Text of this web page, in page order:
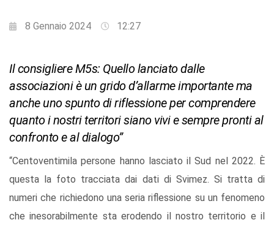
8 Gennaio 2024 12:27
Il consigliere M5s: Quello lanciato dalle
associazioni è un grido d’allarme importante ma
anche uno spunto di riflessione per comprendere
quanto i nostri territori siano vivi e sempre pronti al
confronto e al dialogo”
“Centoventimila persone hanno lasciato il Sud nel 2022. È
questa la foto tracciata dai dati di Svimez. Si tratta di
numeri che richiedono una seria riflessione su un fenomeno
che inesorabilmente sta erodendo il nostro territorio e il